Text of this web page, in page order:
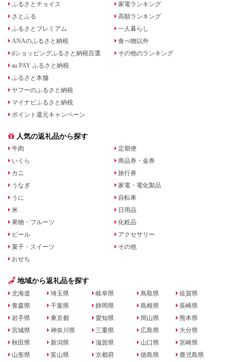
ふるさとチョイス
さとふる
ふるさとプレミアム
ANAのふるさと納税
dショッピングふるさと納税百選
au PAY ふるさと納税
ふるさと本舗
ヤフーのふるさと納税
マイナビふるさと納税
ポイント還元キャンペーン
家電ランキング
高額ランキング
一人暮らし
食べ物以外
その他のランキング
人気の返礼品から探す
牛肉
いくら
カニ
うなぎ
うに
米
果物・フルーツ
ビール
菓子・スイーツ
おせち
定期便
商品券・金券
旅行券
家電・電化製品
自転車
日用品
化粧品
アクセサリー
その他
地域から返礼品を探す
北海道
青森県
岩手県
宮城県
秋田県
山形県
埼玉県
千葉県
東京都
神奈川県
新潟県
富山県
岐阜県
静岡県
愛知県
三重県
滋賀県
京都府
鳥取県
島根県
岡山県
広島県
山口県
徳島県
佐賀県
長崎県
熊本県
大分県
宮崎県
鹿児島県